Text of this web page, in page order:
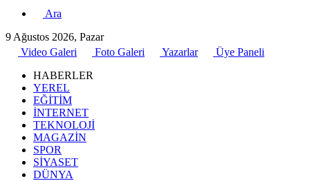
Ara
9 Ağustos 2026, Pazar
Video Galeri
Foto Galeri Yazarlar
Üye Paneli
HABERLER
YEREL
EĞİTİM
İNTERNET
TEKNOLOJİ
MAGAZİN
SPOR
SİYASET
DÜNYA